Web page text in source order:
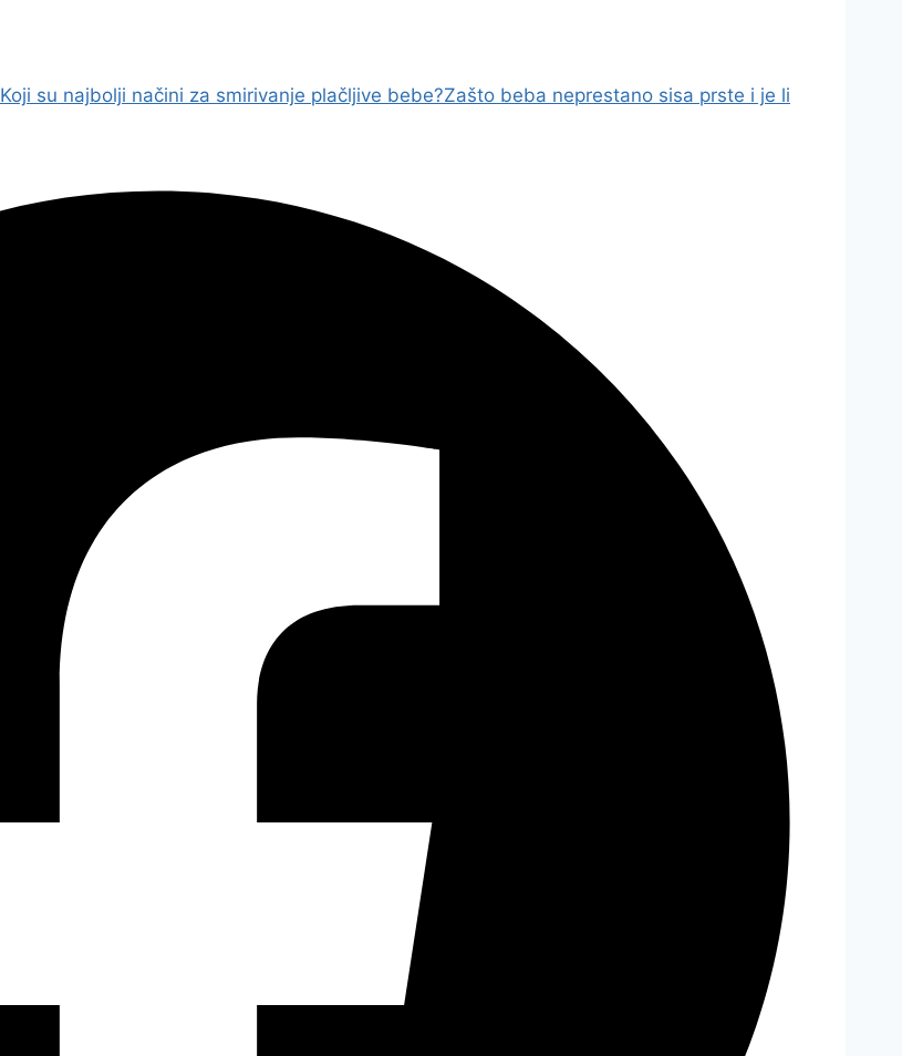
Koji su najbolji načini za smirivanje plačljive bebe?Zašto beba neprestano sisa prste i je li